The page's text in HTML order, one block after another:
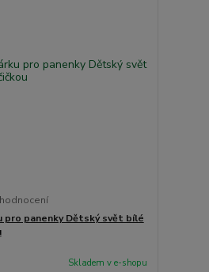
pro panenky Dětský svět bílé
Skladem v e-shopu